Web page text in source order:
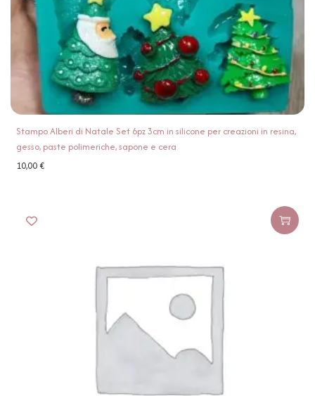
Stampo Alberi di Natale Set 6pz 3cm in silicone per creazioni in resina,
gesso, paste polimeriche, sapone e cera
10,00€